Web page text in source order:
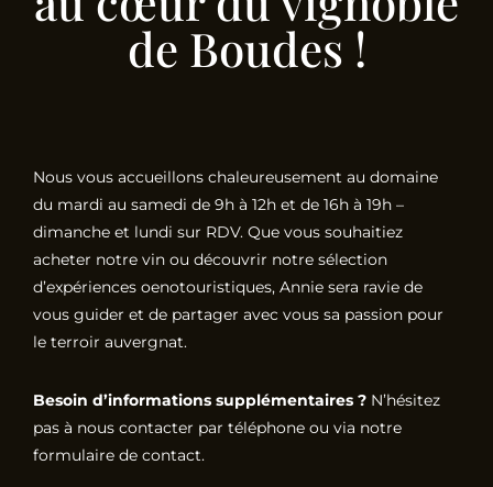
de Boudes !
Nous vous accueillons chaleureusement au domaine
du mardi au samedi de 9h à 12h et de 16h à 19h –
dimanche et lundi sur RDV. Que vous souhaitiez
acheter notre vin ou découvrir notre sélection
d’expériences oenotouristiques, Annie sera ravie de
vous guider et de partager avec vous sa passion pour
le terroir auvergnat.
Besoin d’informations supplémentaires ?N’hésitez
pas à nous contacter par téléphone ou via notre
formulaire de contact.